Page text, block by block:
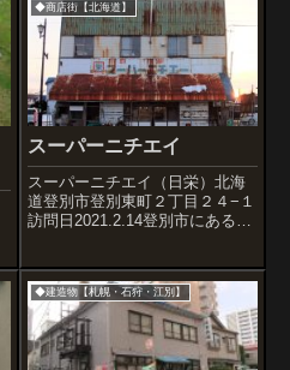
◆商店街【北海道】
スーパーニチエイ
スーパーニチエイ（日栄）北海
道登別市登別東町２丁目２４−１
訪問日2021.2.14登別市にある地
大型チェーン店ばかりになっ
て、このタイプはかなり貴重。
スーパーというより市場のイメ
ージ。...
◆建造物【札幌・石狩・江別】